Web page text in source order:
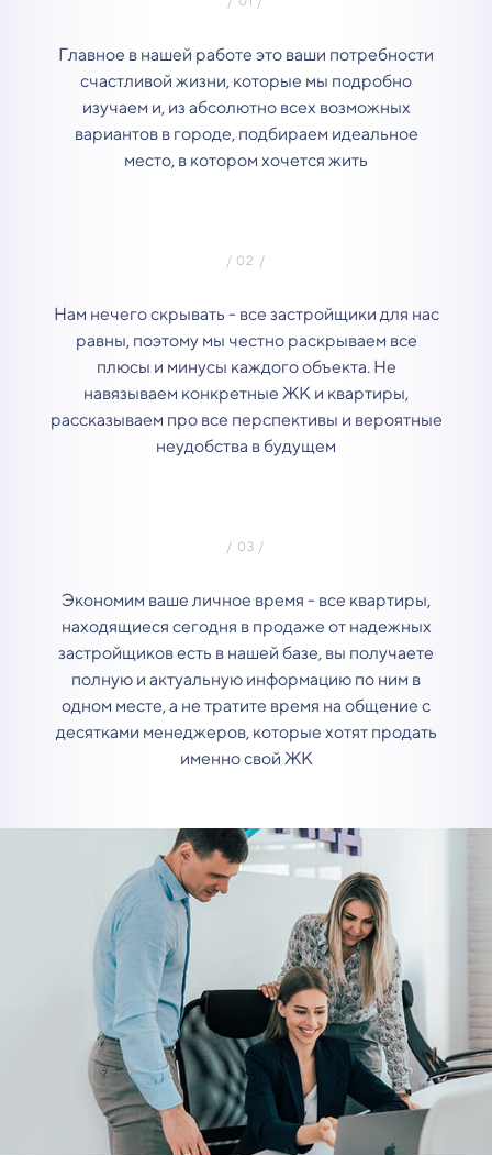
Главное в нашей работе это ваши потребности
счастливой жизни, которые мы подробно
изучаем и, из абсолютно всех возможных
вариантов в городе, подбираем идеальное
место, в котором хочется жить
Нам нечего скрывать - все застройщики для нас
равны, поэтому мы честно раскрываем все
плюсы и минусы каждого объекта. Не
навязываем конкретные ЖК и квартиры,
рассказываем про все перспективы и вероятные
неудобства в будущем
Экономим ваше личное время - все квартиры,
находящиеся сегодня в продаже от надежных
застройщиков есть в нашей базе, вы получаете
полную и актуальную информацию по ним в
одном месте, а не тратите время на общение с
десятками менеджеров, которые хотят продать
именно свой ЖК